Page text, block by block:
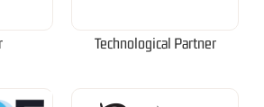
Technological Partner